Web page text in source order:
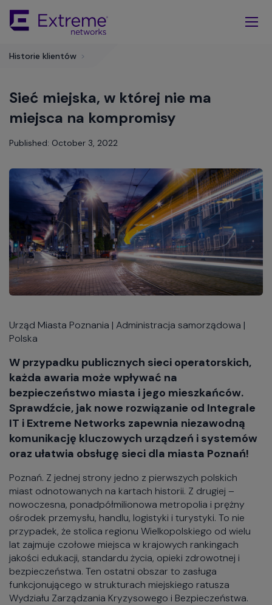
Main
Historie klientów >
Sieć miejska, w której nie ma
miejsca na kompromisy
Published: October 3, 2022
Urząd Miasta Poznania | Administracja samorządowa |
Polska
W przypadku publicznych sieci operatorskich,
każda awaria może wpływać na
bezpieczeństwo miasta i jego mieszkańców.
Sprawdźcie, jak nowe rozwiązanie od Integrale
IT i Extreme Networks zapewnia niezawodną
komunikację kluczowych urządzeń i systemów
oraz ułatwia obsługę sieci dla miasta Poznań!
Poznań. Z jednej strony jedno z pierwszych polskich
miast odnotowanych na kartach historii. Z drugiej –
nowoczesna, ponadpółmilionowa metropolia i prężny
ośrodek przemysłu, handlu, logistyki i turystyki. To nie
przypadek, że stolica regionu Wielkopolskiego od wielu
lat zajmuje czołowe miejsca w krajowych rankingach
jakości edukacji, standardu życia, opieki zdrowotnej i
bezpieczeństwa. Ten ostatni obszar to zasługa
funkcjonującego w strukturach miejskiego ratusza
Wydziału Zarządzania Kryzysowego i Bezpieczeństwa.